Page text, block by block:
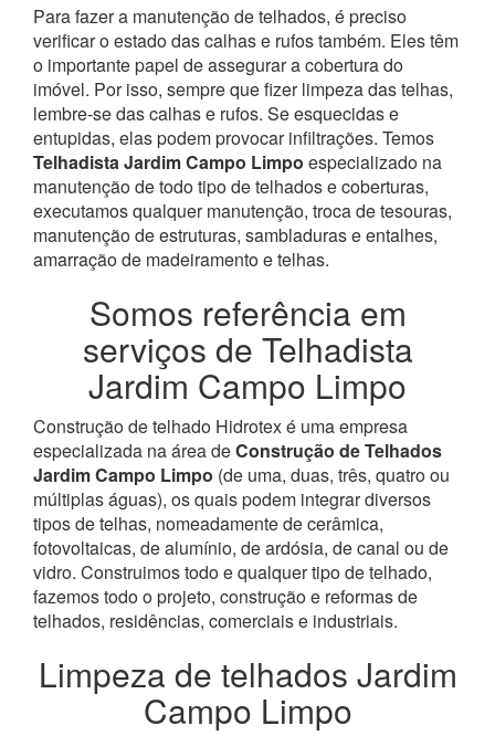
Para fazer a manutenção de telhados, é preciso
verificar o estado das calhas e rufos também. Eles têm
o importante papel de assegurar a cobertura do
imóvel. Por isso, sempre que fizer limpeza das telhas,
lembre-se das calhas e rufos. Se esquecidas e
entupidas, elas podem provocar infiltrações. Temos
Telhadista Jardim Campo Limpo especializado na
manutenção de todo tipo de telhados e coberturas,
executamos qualquer manutenção, troca de tesouras,
manutenção de estruturas, sambladuras e entalhes,
amarração de madeiramento e telhas.
Somos referência em
serviços de Telhadista
Jardim Campo Limpo
Construção de telhado Hidrotex é uma empresa
especializada na área deConstrução de Telhados
Jardim Campo Limpo (de uma, duas, três, quatro ou
múltiplas águas), os quais podem integrar diversos
tipos de telhas, nomeadamente de cerâmica,
fotovoltaicas, de alumínio, de ardósia, de canal ou de
vidro. Construimos todo e qualquer tipo de telhado,
fazemos todo o projeto, construção e reformas de
telhados, residências, comerciais e industriais.
Limpeza de telhados Jardim
Campo Limpo